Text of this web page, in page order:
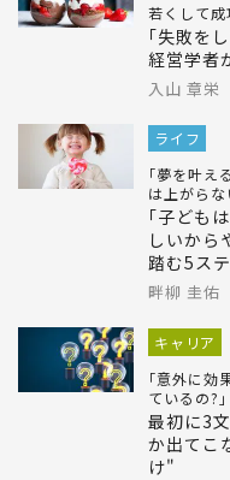
若くして
｢失敗を
経営学者
入山 章栄
ライフ
｢夢を叶え
は上がらな
｢子ども
しいから
踏む5ス
畔柳 圭佑
キャリア
｢意外に効
ているの?｣
最初に3
か出てこ
け"